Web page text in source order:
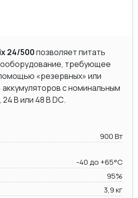
24/500позволяет питать
требующее
«резервных» или
с номинальным
В или 48 В DC.
900 Вт
-40 до +65°C
95%
3,9 кг